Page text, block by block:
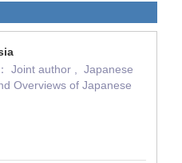
Joint author , Japanese
Overviews of Japanese